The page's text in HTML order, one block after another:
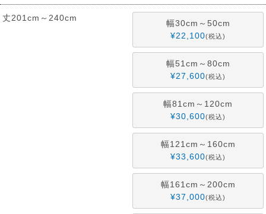
丈201cm～240cm
幅30cm～50cm
¥22,100 税込
幅51cm～80cm
¥27,600 税込
幅81cm～120cm
¥30,600 税込
幅121cm～160cm
¥33,600 税込
幅161cm～200cm
¥37,000 税込